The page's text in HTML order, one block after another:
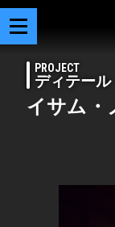
PROJECT
ディテール
イサム・